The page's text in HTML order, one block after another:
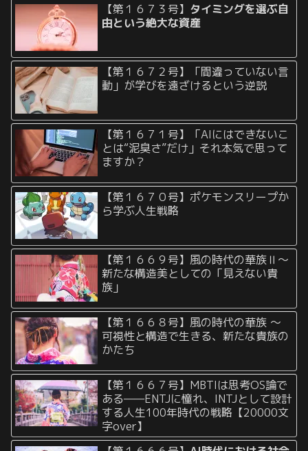
【第１６７３号】 タイミングを選ぶ自
由という絶大な資産
【第１６７２号】「間違っていない言
動」が学びを遠ざけるという逆説
【第１６７１号】「AIにはできないこ
とは“泥臭さ”だけ」それ本気で思って
ますか？
【第１６７０号】ポケモンスリープか
ら学ぶ人生戦略
【第１６６９号】風の時代の華族Ⅱ〜
新たな構造美としての「見えない貴
族」
【第１６６８号】風の時代の華族 〜
可視性と構造で生きる、新たな貴族の
かたち
【第１６６７号】MBTIは思考OS論で
ある——ENTJに憧れ、INTJとして設計
する人生100年時代の戦略【20000文
字over】